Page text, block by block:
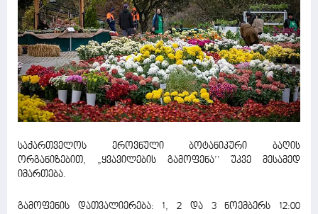
საქართველოს ეროვნული ბოტანიკური ბაღის
ორგანიზებით, „ყვავილების გამოფენა’’ უკვე მესამედ
იმართება.
გამოფენის დათვალიერება: 1, 2 და 3 ნოემბერს 12:00